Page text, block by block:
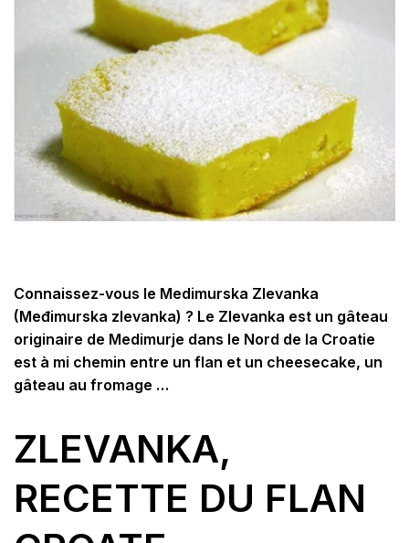
Connaissez-vous le Medimurska Zlevanka
(Međimurska zlevanka) ? Le Zlevanka est un gâteau
originaire de Medimurje dans le Nord de la Croatie
est à mi chemin entre un flan et un cheesecake, un
gâteau au fromage …
ZLEVANKA,
RECETTE DU FLAN